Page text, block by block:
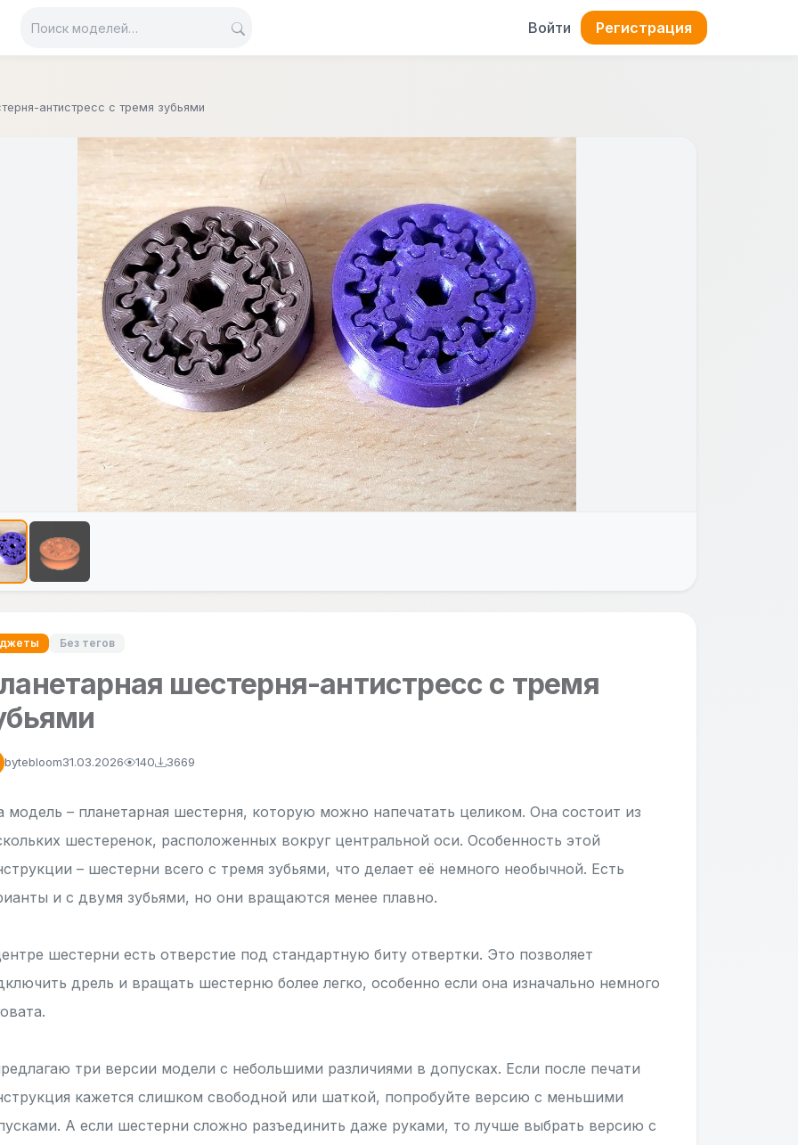
Войти Регистрация
антистресс с тремя зубьями
Без тегов
шестерня-антистресс с тремя
bytebloom31.03.2026 140 3669
модель – планетарная шестерня, которую можно напечатать целиком. Она состоит из
шестеренок, расположенных вокруг центральной оси. Особенность этой
– шестерни всего с тремя зубьями, что делает её немного необычной. Есть
и с двумя зубьями, но они вращаются менее плавно.
шестерни есть отверстие под стандартную биту отвертки. Это позволяет
дрель и вращать шестерню более легко, особенно если она изначально немного
три версии модели с небольшими различиями в допусках. Если после печати
кажется слишком свободной или шаткой, попробуйте версию с меньшими
А если шестерни сложно разъединить даже руками, то лучше выбрать версию с